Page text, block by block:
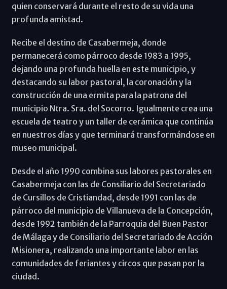
quien conservará durante el resto de su vida una
profunda amistad.
Recibe el destino de Casabermeja, donde
permanecerá como párroco desde 1983 a 1995,
dejando una profunda huella en este municipio, y
destacando su labor pastoral, la coronación y la
construcción de una ermita para la patrona del
municipio Ntra. Sra. del Socorro. Igualmente crea una
escuela de teatro y un taller de cerámica que continúa
en nuestros días y que terminará transformándose en
museo municipal.
Desde el año 1990 combina sus labores pastorales en
Casabermeja con las de Consiliario del Secretariado
de Cursillos de Cristiandad, desde 1991 con las de
párroco del municipio de Villanueva de la Concepción,
desde 1992 también de la Parroquia del Buen Pastor
de Málaga y de Consiliario del Secretariado de Acción
Misionera, realizando una importante labor en las
comunidades de feriantes y circos que pasan por la
ciudad.